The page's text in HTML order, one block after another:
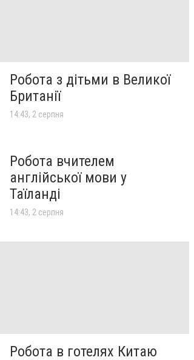
Робота з дітьми в Великої
Британії
14:43, 2 серпня
Робота вчителем
англійської мови у
Таїланді
14:43, 2 серпня
Робота в готелях Китаю